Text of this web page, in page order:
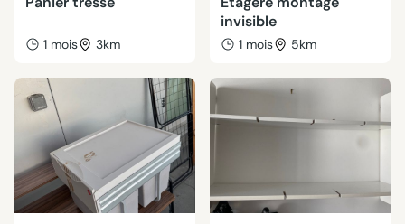
1 mois 3km
invisible
1 mois 5km